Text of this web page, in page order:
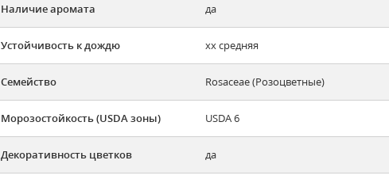
Наличие аромата да
Устойчивость к дождю хх средняя
Семейство Rosaceae (Розоцветные)
Морозостойкость (USDA зоны) USDA 6
Декоративность цветков да